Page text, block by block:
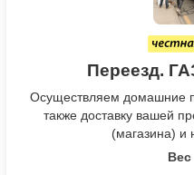
Переезд.
Осуществляем домашние
также доставку вашей
(магазина) и
Вес